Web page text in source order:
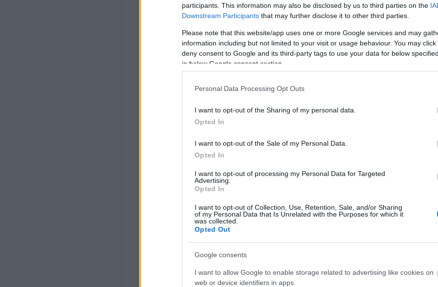
participants. This information may also be disclosed by us to third parties on the
Downstream Participants that may further disclose it to other third parties.
Please note that this website/app uses one or more Google services and may
information including but not limited to your visit or usage behaviour. You may
deny consent to Google and its third-party tags to use your data for below
in below Google consent section.
Personal Data Processing Opt Outs
I want to opt-out of the Sharing of my personal data.
Opted In
I want to opt-out of the Sale of my Personal Data.
Opted In
I want to opt-out of processing my Personal Data for Targeted
Advertising.
Opted In
I want to opt-out of Collection, Use, Retention, Sale, and/or Sharing
of my Personal Data that Is Unrelated with the Purposes for which it
was collected.
Opted Out
Google consents
I want to allow Google to enable storage related to advertising like cookies on
web or device identifiers in apps.
david
diane
11)
fotós (
)
pugh